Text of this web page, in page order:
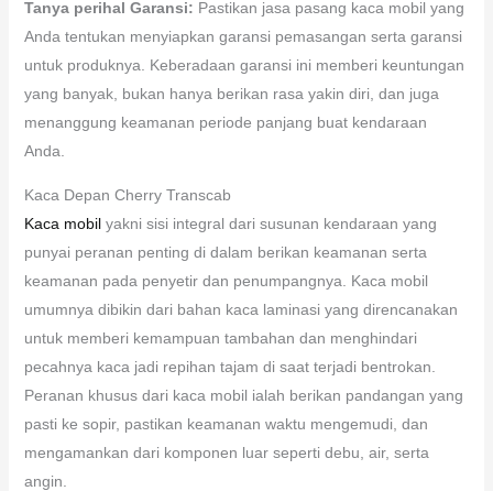
Tanya perihal Garansi: Pastikan jasa pasang kaca mobil yang
Anda tentukan menyiapkan garansi pemasangan serta garansi
untuk produknya. Keberadaan garansi ini memberi keuntungan
yang banyak, bukan hanya berikan rasa yakin diri, dan juga
menanggung keamanan periode panjang buat kendaraan
Anda.
Kaca Depan Cherry Transcab
Kaca mobilyakni sisi integral dari susunan kendaraan yang
punyai peranan penting di dalam berikan keamanan serta
keamanan pada penyetir dan penumpangnya. Kaca mobil
umumnya dibikin dari bahan kaca laminasi yang direncanakan
untuk memberi kemampuan tambahan dan menghindari
pecahnya kaca jadi repihan tajam di saat terjadi bentrokan.
Peranan khusus dari kaca mobil ialah berikan pandangan yang
pasti ke sopir, pastikan keamanan waktu mengemudi, dan
mengamankan dari komponen luar seperti debu, air, serta
angin.